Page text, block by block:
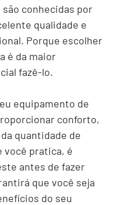
conhecidas por
qualidade e
Porque escolher
é da maior
fazê-lo.
equipamento de
conforto,
quantidade de
você pratica, é
antes de fazer
que você seja
do seu